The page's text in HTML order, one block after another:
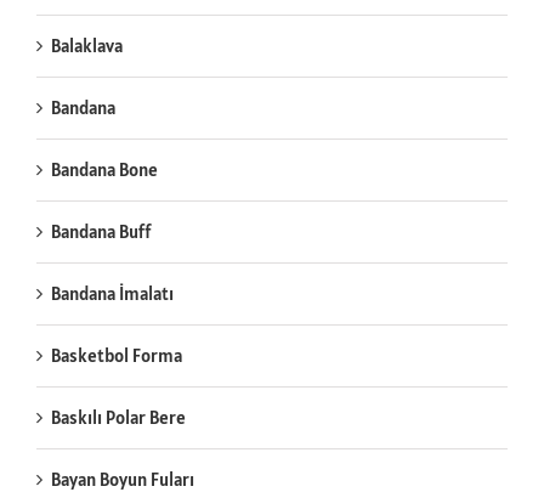
Balaklava
Bandana
Bandana Bone
Bandana Buff
Bandana İmalatı
Basketbol Forma
Baskılı Polar Bere
Bayan Boyun Fuları